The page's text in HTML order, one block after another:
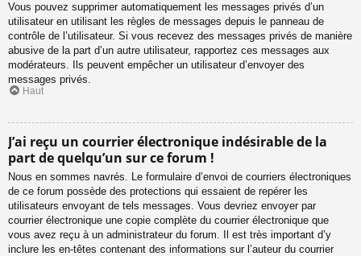
Vous pouvez supprimer automatiquement les messages privés d’un
utilisateur en utilisant les règles de messages depuis le panneau de
contrôle de l’utilisateur. Si vous recevez des messages privés de manière
abusive de la part d’un autre utilisateur, rapportez ces messages aux
modérateurs. Ils peuvent empêcher un utilisateur d’envoyer des
messages privés.
Haut
J’ai reçu un courrier électronique indésirable de la
part de quelqu’un sur ce forum !
Nous en sommes navrés. Le formulaire d’envoi de courriers électroniques
de ce forum possède des protections qui essaient de repérer les
utilisateurs envoyant de tels messages. Vous devriez envoyer par
courrier électronique une copie complète du courrier électronique que
vous avez reçu à un administrateur du forum. Il est très important d’y
inclure les en-têtes contenant des informations sur l’auteur du courrier